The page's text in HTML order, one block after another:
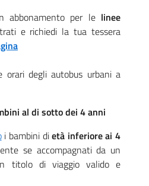
abbonamento per le linee
e richiedi la tua tessera
orari degli autobus urbani a
al di sotto dei 4 anni
i bambini dietà inferiore ai 4
se accompagnati da un
titolo di viaggio valido e